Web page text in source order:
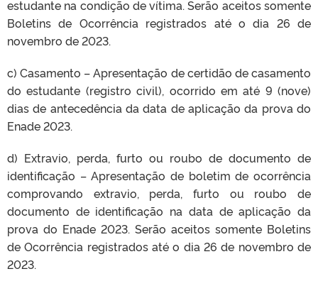
estudante na condição de vítima. Serão aceitos somente
Boletins de Ocorrência registrados até o dia 26 de
novembro de 2023.
c) Casamento – Apresentação de certidão de casamento
do estudante (registro civil), ocorrido em até 9 (nove)
dias de antecedência da data de aplicação da prova do
Enade 2023.
d) Extravio, perda, furto ou roubo de documento de
identificação – Apresentação de boletim de ocorrência
comprovando extravio, perda, furto ou roubo de
documento de identificação na data de aplicação da
prova do Enade 2023. Serão aceitos somente Boletins
de Ocorrência registrados até o dia 26 de novembro de
2023.